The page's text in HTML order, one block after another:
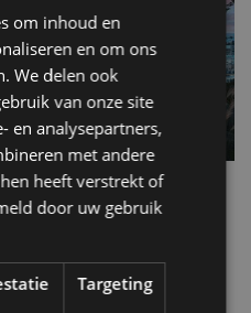
zonsverduistering
je het
Europa
Amsterdam
om inhoud en
en om ons
We delen ook
van onze site
en analysepartners,
met andere
heeft verstrekt of
door uw gebruik
Targeting